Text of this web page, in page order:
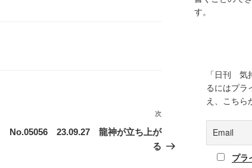
次
の
投
次
No.05056 23.09.27 龍神が立ち上が
る
す。
「日刊 気
るにはプラ
え、こちら
プラ